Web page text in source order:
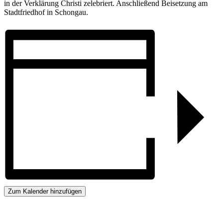
in der Verklärung Christi zelebriert. Anschließend Beisetzung am
Stadtfriedhof in Schongau.
Zum Kalender hinzufügen